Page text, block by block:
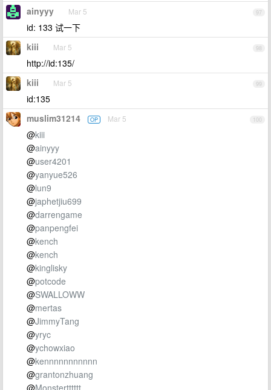
97
ainyyy Mar 5
id: 133 试一下
98
kiii Mar 5
http://id:135/
99
kiii Mar 5
id:135
100
muslim31214 OP Mar 5
@kiii
@ainyyy
@user4201
@yanyue526
@lun9
@japhetjiu699
@darrengame
@panpengfei
@kench
@kench
@kinglisky
@potcode
@SWALLOWW
@mertas
@JimmyTang
@yryc
@ychowxiao
@kennnnnnnnnnn
@grantonzhuang
@Monstertttttt